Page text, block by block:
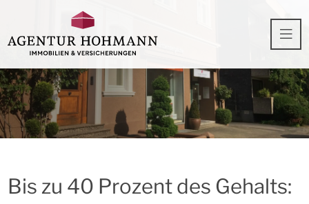
Bis zu 40 Prozent des Gehalts: